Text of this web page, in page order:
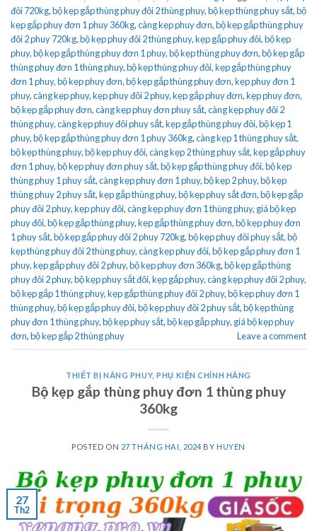
đôi 720kg,bộ kẹp gắp thùng phuy đôi 2 thùng phuy,bộ kẹp thùng phuy sắt,bộ
kẹp gắp phuy đơn 1 phuy 360kg,càng kẹp phuy đơn,bộ kẹp gắp thùng phuy
đôi 2 phuy 720kg,bộ kẹp phuy đôi 2 thùng phuy,kẹp gắp phuy đôi,bộ kẹp
phuy,bộ kẹp gắp thùng phuy đơn 1 phuy,bộ kẹp thùng phuy đơn,bộ kẹp gắp
thùng phuy đơn 1 thùng phuy,bộ kẹp thùng phuy đôi,kẹp gắp thùng phuy
đơn 1 phuy,bộ kẹp phuy đơn,bộ kẹp gắp thùng phuy đơn,kẹp phuy đơn 1
phuy,càng kẹp phuy,kẹp phuy đôi 2 phuy,kẹp gắp phuy đơn,kẹp phuy đơn,
bộ kẹp gắp phuy đơn,càng kẹp phuy đơn phuy sắt,càng kẹp phuy đôi 2
thùng phuy,càng kẹp phuy đôi phuy sắt,kẹp gắp thùng phuy đôi,bộ kẹp 1
phuy,bộ kẹp gắp thùng phuy đơn 1 phuy 360kg,càng kẹp 1 thùng phuy sắt,
bộ kẹp thùng phuy,bộ kẹp phuy đôi,càng kẹp 2 thùng phuy sắt,kẹp gắp phuy
đơn 1 phuy,bộ kẹp phuy đơn phuy sắt,bộ kẹp gắp thùng phuy đôi,bộ kẹp
thùng phuy 1 phuy sắt,càng kẹp phuy đơn 1 phuy,bộ kẹp 2 phuy,bộ kẹp
thùng phuy 2 phuy sắt,kẹp gắp thùng phuy,bộ kẹp phuy sắt đơn,bộ kẹp gắp
phuy đôi 2 phuy,kẹp phuy đôi,càng kẹp phuy đơn 1 thùng phuy, giá bộ kẹp
phuy đôi,bộ kẹp gắp thùng phuy,kẹp gắp thùng phuy đơn,bộ kẹp phuy đơn
1 phuy sắt,bộ kẹp gắp phuy đôi 2 phuy 720kg,bộ kẹp phuy đôi phuy sắt,bộ
kẹp thùng phuy đôi 2 thùng phuy,càng kẹp phuy đôi,bộ kẹp gắp phuy đơn 1
phuy,kẹp gắp phuy đôi 2 phuy,bộ kẹp phuy đơn 360kg,bộ kẹp gắp thùng
phuy đôi 2 phuy,bộ kẹp phuy sắt đôi,kẹp gắp phuy,càng kẹp phuy đôi 2 phuy,
bộ kẹp gắp 1 thùng phuy,kẹp gắp thùng phuy đôi 2 phuy,bộ kẹp phuy đơn 1
thùng phuy,bộ kẹp gắp phuy đôi,bộ kẹp phuy đôi 2 phuy sắt,bộ kẹp thùng
phuy đơn 1 thùng phuy,bộ kẹp phuy sắt,bộ kẹp gắp phuy, giá bộ kẹp phuy
đơn,bộ kẹp gắp 2 thùng phuy Leave a comment
THIẾT BỊ NÂNG PHUY,PHỤ KIỆN CHÍNH HÃNG
Bộ kẹp gắp thùng phuy đơn 1 thùng phuy
360kg
POSTED ON 27 THÁNG HAI, 2024 BYHUYEN
27
Th2